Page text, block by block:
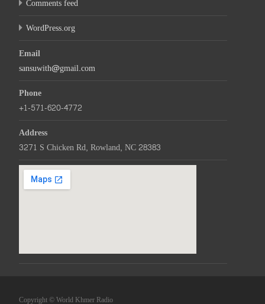
Comments feed
WordPress.org
Email
sansuwith@gmail.com
Phone
+1-571-620-4772
Address
3271 S Chicken Rd, Rowland, NC 28383
Copyright © World Khmer Radio